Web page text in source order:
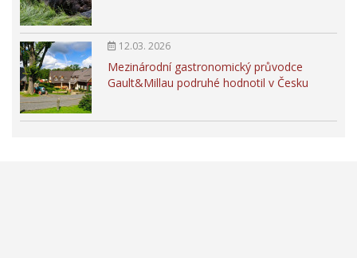
12.03. 2026
Mezinárodní gastronomický průvodce
Gault&Millau podruhé hodnotil v Česku